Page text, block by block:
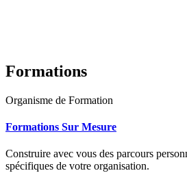
Formations
Organisme de Formation
Formations Sur Mesure
Construire avec vous des parcours
spécifiques de votre organisation.